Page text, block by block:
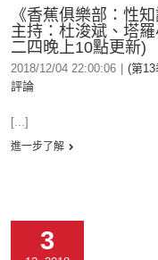
《香蕉俱樂部：性
主持：杜浚斌、塔
二四晚上10點更新)
2018/12/04 22:00:06 (第
評論
[...]
進一步了解
3